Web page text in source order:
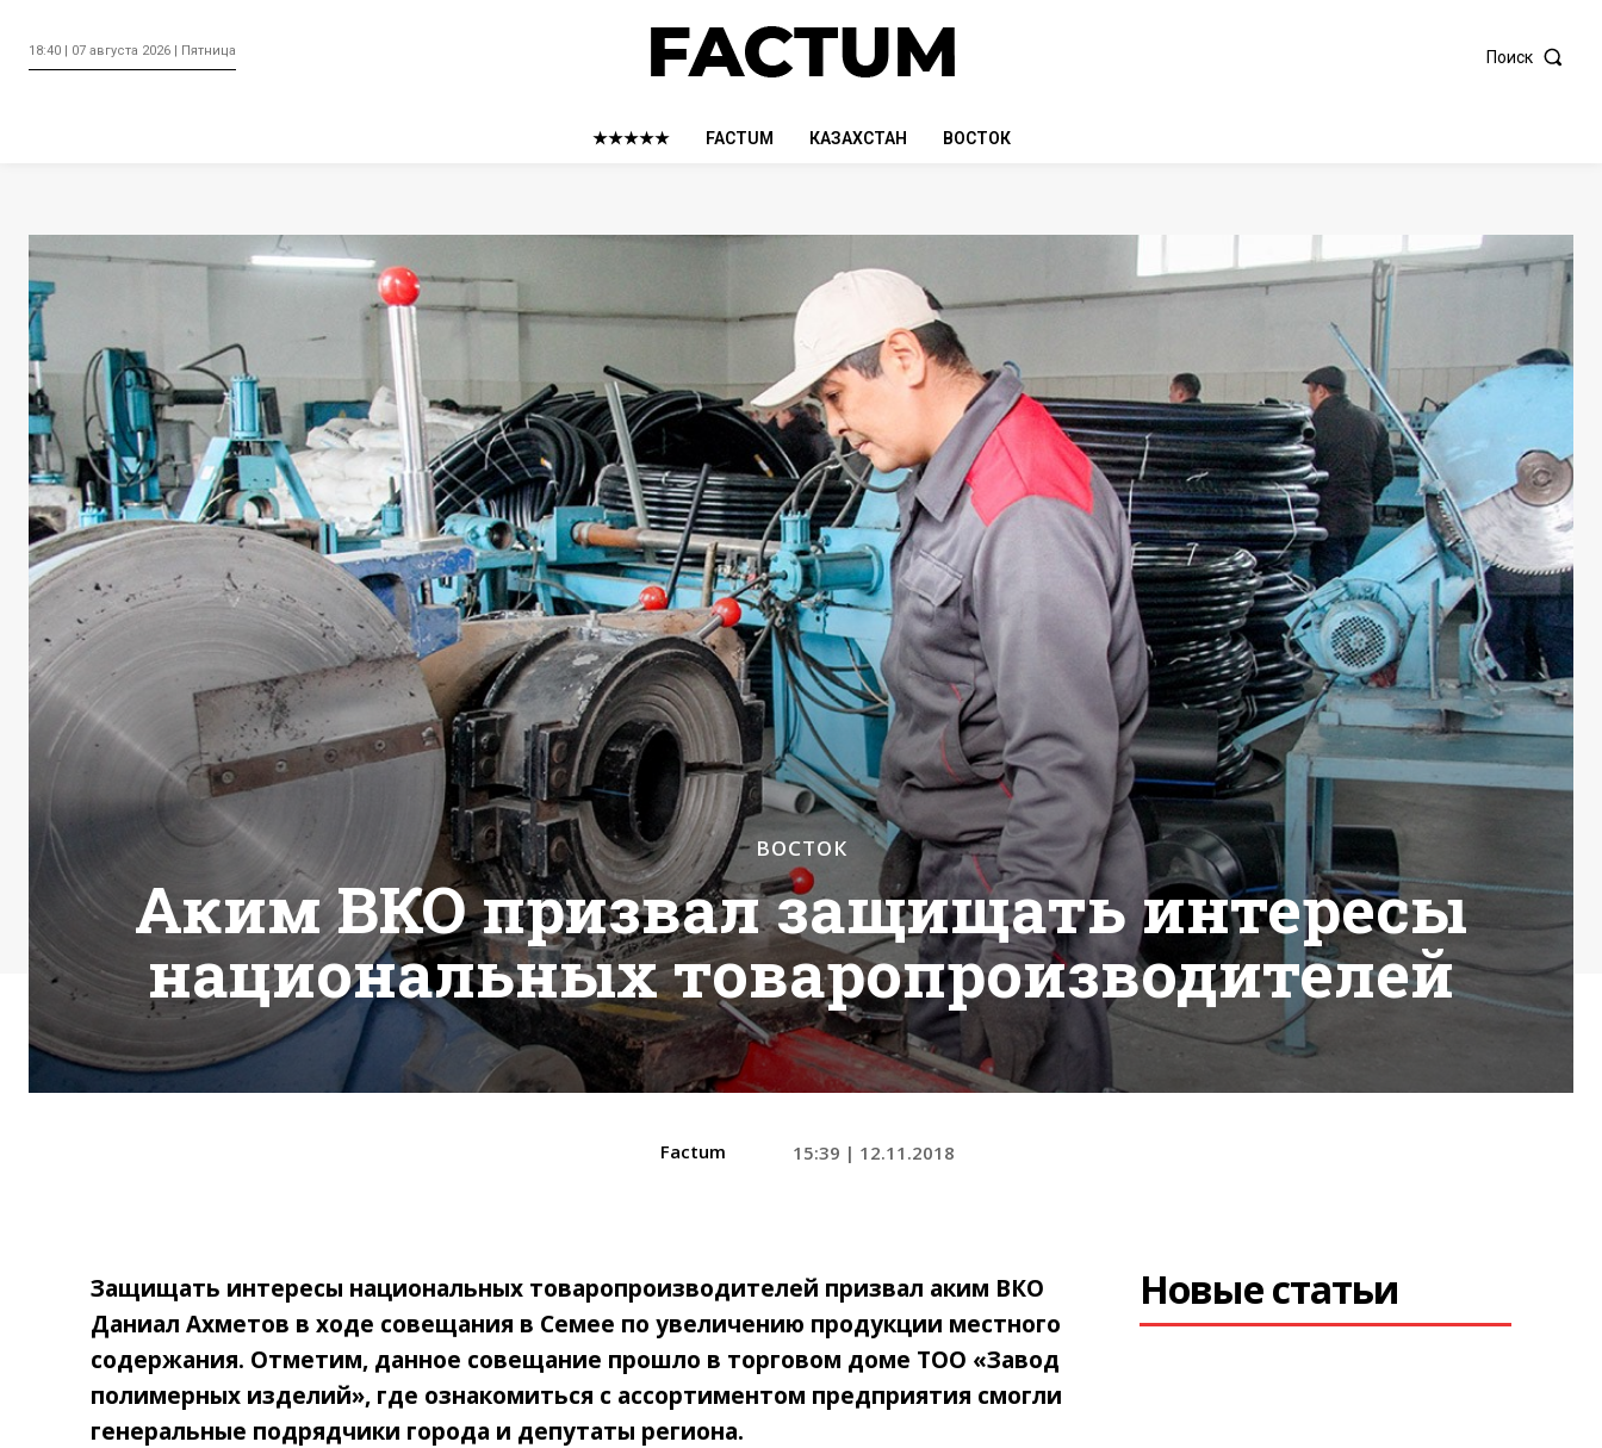
18:40 | 07 августа 2026 | Пятница Поиск
★★★★★ FACTUM КАЗАХСТАН ВОСТОК
ВОСТОК
Аким ВКО призвал защищать интересы
национальных товаропроизводителей
Factum 15:39 | 12.11.2018
Защищать интересы национальных товаропроизводителей призвал аким ВКО
Даниал Ахметов в ходе совещания в Семее по увеличению продукции местного
содержания. Отметим, данное совещание прошло в торговом доме ТОО «Завод
полимерных изделий», где ознакомиться с ассортиментом предприятия смогли
генеральные подрядчики города и депутаты региона.
Новые статьи